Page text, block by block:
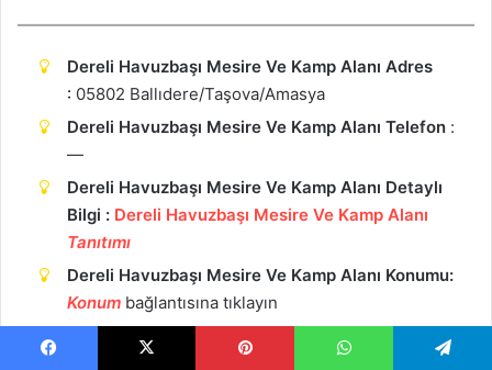
Dereli Havuzbaşı Mesire Ve Kamp Alanı Adres
: 05802 Ballıdere/Taşova/Amasya
Dereli Havuzbaşı Mesire Ve Kamp Alanı Telefon :
—
Dereli Havuzbaşı Mesire Ve Kamp Alanı Detaylı
Bilgi : Dereli Havuzbaşı Mesire Ve Kamp Alanı
Tanıtımı
Dereli Havuzbaşı Mesire Ve Kamp Alanı Konumu:
Konum bağlantısına tıklayın